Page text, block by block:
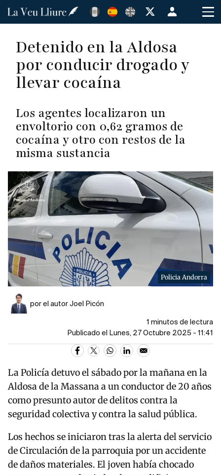
Pasar
principal
Menú
de
de
usuario
Detenido en la Aldosa
por conducir drogado y
llevar cocaína
Los agentes localizaron un
envoltorio con 0,62 gramos de
cocaína y otro con restos de la
misma sustancia
Policia Andorra
por el autor Joel Picón
1 minutos de lectura
Publicado el Lunes, 27 Octubre 2025 - 11:41
La Policía detuvo el sábado por la mañana en la
Aldosa de la Massana a un conductor de 20 años
como presunto autor de delitos contra la
seguridad colectiva y contra la salud pública.
Los hechos se iniciaron tras la alerta del servicio
de Circulación de la parroquia por un accidente
de daños materiales. El joven había chocado